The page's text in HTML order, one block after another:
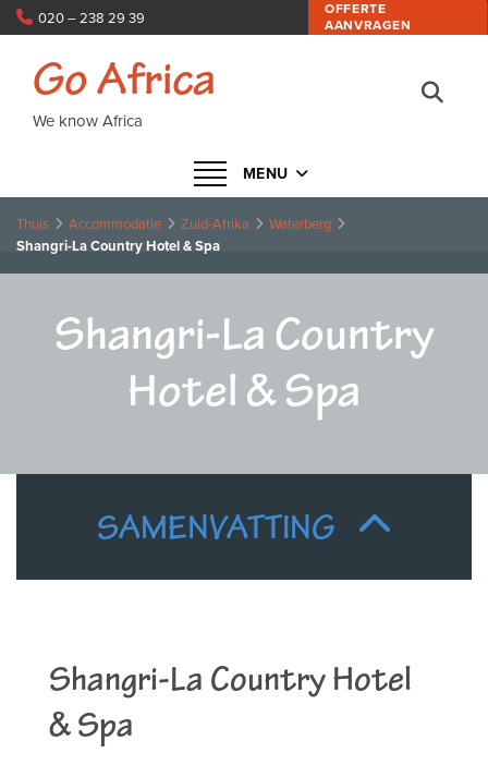
OFFERTE
AANVRAGEN
020 – 238 29 39
Navigatie in- of uitklappen
MENU
Go Africa
We know Africa
Thuis Accommodatie Zuid-Afrika
Waterberg
Shangri-La Country Hotel & Spa
Shangri-La Country
Hotel & Spa
SAMENVATTING
Shangri-La Country Hotel
& Spa